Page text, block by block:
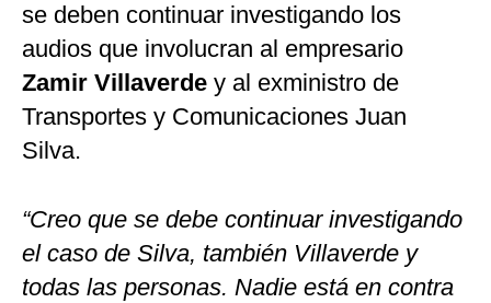
se deben continuar investigando los
audios que involucran al empresario
Zamir Villaverde y al exministro de
Transportes y Comunicaciones Juan
Silva.
“Creo que se debe continuar investigando
el caso de Silva, también Villaverde y
todas las personas. Nadie está en contra